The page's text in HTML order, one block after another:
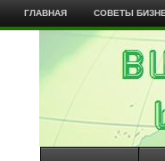
ГЛАВНАЯ СОВЕТЫ